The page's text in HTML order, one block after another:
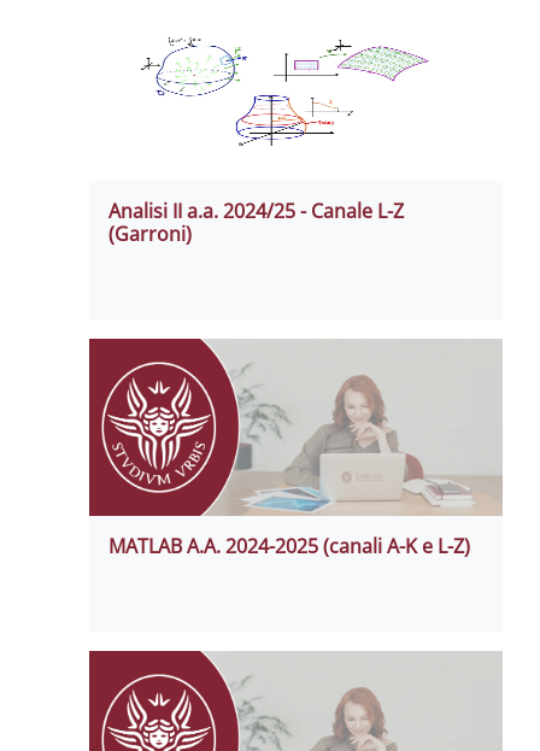
Analisi II a.a. 2024/25 - Canale L-Z
(Garroni)
MATLAB A.A. 2024-2025 (canali A-K e L-Z)